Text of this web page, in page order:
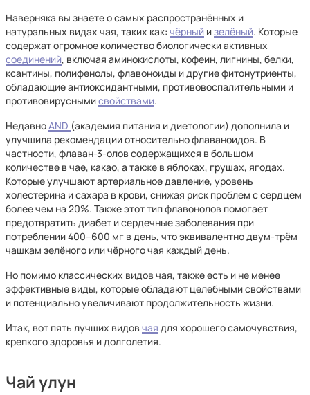
Наверняка вы знаете о самых распространённых и
натуральных видах чая, таких как: чёрный изелёный. Которые
содержат огромное количество биологически активных
соединений, включая аминокислоты, кофеин, лигнины, белки,
ксантины, полифенолы, флавоноиды и другие фитонутриенты,
обладающие антиоксидантными, противовоспалительными и
противовируснымисвойствами.
НедавноАND (академия питания и диетологии) дополнила и
улучшила рекомендации относительно флаваноидов. В
частности, флаван-3-олов содержащихся в большом
количестве в чае, какао, а также в яблоках, грушах, ягодах.
Которые улучшают артериальное давление, уровень
холестерина и сахара в крови, снижая риск проблем с сердцем
более чем на 20%. Также этот тип флавонолов помогает
предотвратить диабет и сердечные заболевания при
потреблении 400–600 мг в день, что эквивалентно двум-трём
чашкам зелёного или чёрного чая каждый день.
Но помимо классических видов чая, также есть и не менее
эффективные виды, которые обладают целебными свойствами
и потенциально увеличивают продолжительность жизни.
Итак, вот пять лучших видов чая для хорошего самочувствия,
крепкого здоровья и долголетия.
Чай улун